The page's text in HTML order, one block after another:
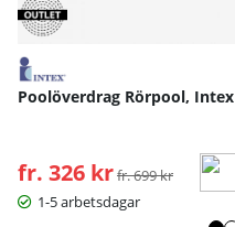
Poolöverdrag Rörpool, Intex
fr. 326 kr Ordinarie pris:
fr. 699 kr
1-5 arbetsdagar